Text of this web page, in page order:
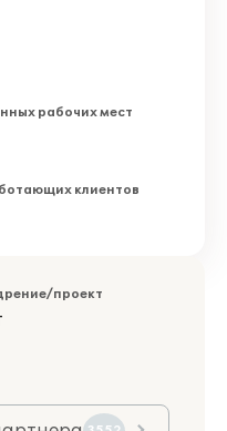
рабочих мест
клиентов
проект